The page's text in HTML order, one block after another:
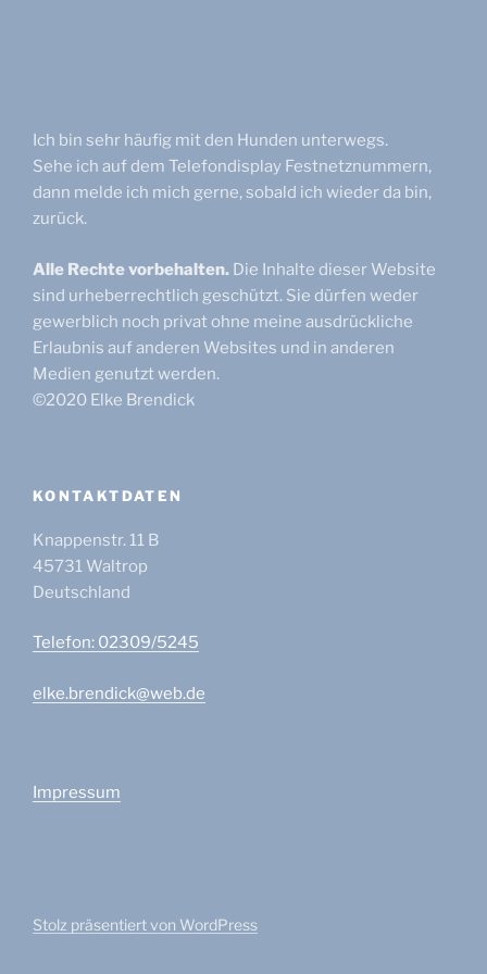
Ich bin sehr häufig mit den Hunden unterwegs.
Sehe ich auf dem Telefondisplay Festnetznummern,
dann melde ich mich gerne, sobald ich wieder da bin,
zurück.
Alle Rechte vorbehalten. Die Inhalte dieser Website
sind urheberrechtlich geschützt. Sie dürfen weder
gewerblich noch privat ohne meine ausdrückliche
Erlaubnis auf anderen Websites und in anderen
Medien genutzt werden.
©2020 Elke Brendick
KONTAKTDATEN
Knappenstr. 11 B
45731 Waltrop
Deutschland
Telefon: 02309/5245
elke.brendick@web.de
Impressum
Stolz präsentiert von WordPress